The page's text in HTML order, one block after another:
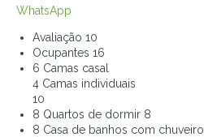
WhatsApp
Avaliação 10
Ocupantes 16
6 Camas casal
4 Camas individuais
10
8 Quartos de dormir 8
8 Casa de banhos com chuveiro